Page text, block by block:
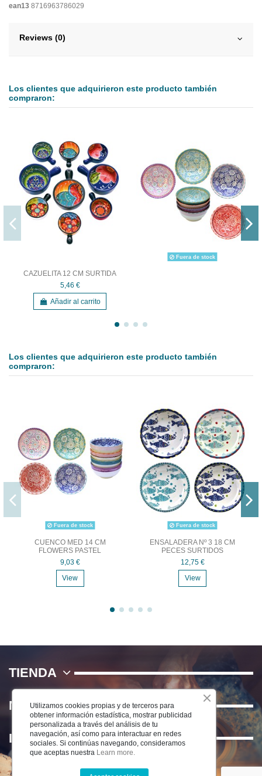
ean13 8716963786029
Reviews (0)
Los clientes que adquirieron este producto también
compraron:
CAZUELITA 12 CM SURTIDA
5,46 €
Añadir al carrito
Fuera de stock
Los clientes que adquirieron este producto también
compraron:
Fuera de stock
CUENCO MED 14 CM
FLOWERS PASTEL
9,03 €
View
Fuera de stock
ENSALADERA Nº 3 18 CM
PECES SURTIDOS
12,75 €
View
TIENDA
NOSOTROS
INFORMACIÓN
Utilizamos cookies propias y de terceros para
obtener información estadística, mostrar publicidad
personalizada a través del análisis de tu
navegación, así como para interactuar en redes
sociales. Si continúas navegando, consideramos
que aceptas nuestra Learn more.